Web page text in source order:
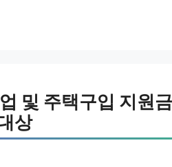
및 주택구입 지원
상